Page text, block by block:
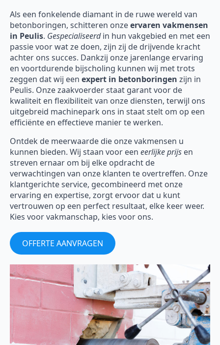
Als een fonkelende diamant in de ruwe wereld van
betonboringen, schitteren onzeervaren vakmensen
in Peulis. Gespecialiseerdin hun vakgebied en met een
passie voor wat ze doen, zijn zij de drijvende kracht
achter ons succes. Dankzij onze jarenlange ervaring
en voortdurende bijscholing kunnen wij met trots
zeggen dat wij een expert in betonboringen zijn in
Peulis. Onze zaakvoerder staat garant voor de
kwaliteit en flexibiliteit van onze diensten, terwijl ons
uitgebreid machinepark ons in staat stelt om op een
efficiënte en effectieve manier te werken.
Ontdek de meerwaarde die onze vakmensen u
kunnen bieden. Wij staan voor een eerlijke prijs en
streven ernaar om bij elke opdracht de
verwachtingen van onze klanten te overtreffen. Onze
klantgerichte service, gecombineerd met onze
ervaring en expertise, zorgt ervoor dat u kunt
vertrouwen op een perfect resultaat, elke keer weer.
Kies voor vakmanschap, kies voor ons.
OFFERTE AANVRAGEN